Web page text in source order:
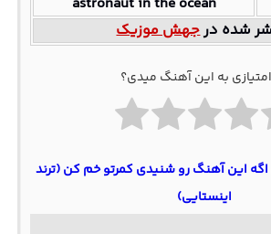
شده درجهش موزیک
به این آهنگ میدی؟
اگه این آهنگ رو شنیدی کمرتو خم کن (ترند
اینستایی)